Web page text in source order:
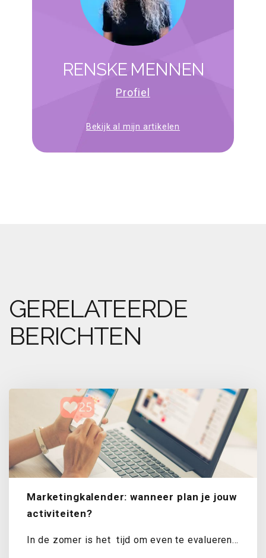
RENSKE MENNEN
Profiel
Bekijk al mijn artikelen
GERELATEERDE
BERICHTEN
Marketingkalender: wanneer plan je jouw
activiteiten?
In de zomer is het tijd om even te evalueren.